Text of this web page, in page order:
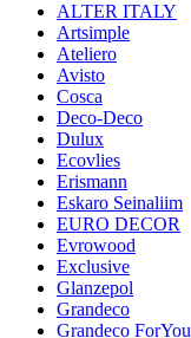
ALTER ITALY
Artsimple
Ateliero
Avisto
Cosca
Deco-Deco
Dulux
Ecovlies
Erismann
Eskaro Seinaliim
EURO DECOR
Evrowood
Exclusive
Glanzepol
Grandeco
Grandeco ForYou